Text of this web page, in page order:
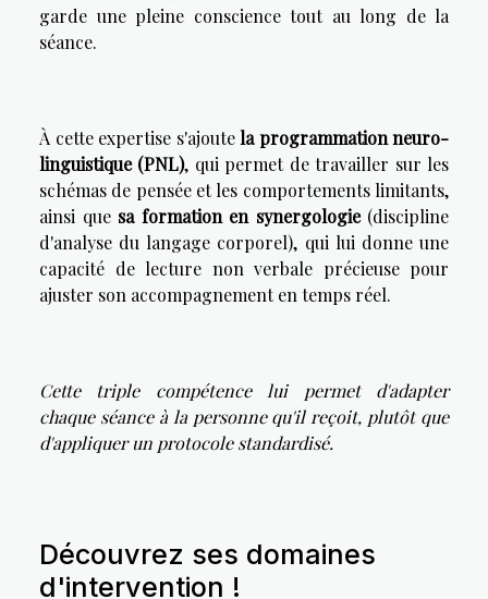
garde une pleine conscience tout au long de la
séance.
À cette expertise s'ajoutela programmation neuro-
linguistique (PNL), qui permet de travailler sur les
schémas de pensée et les comportements limitants,
ainsi que sa formation en synergologie (discipline
d'analyse du langage corporel), qui lui donne une
capacité de lecture non verbale précieuse pour
ajuster son accompagnement en temps réel.
Cette triple compétence lui permet d'adapter
chaque séance à la personne qu'il reçoit, plutôt que
d'appliquer un protocole standardisé.
Découvrez ses domaines
d'intervention !